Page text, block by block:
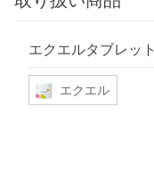
エクエルタブレット
エクエル